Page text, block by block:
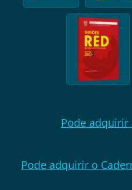
Pode adquirir
Pode adquirir o